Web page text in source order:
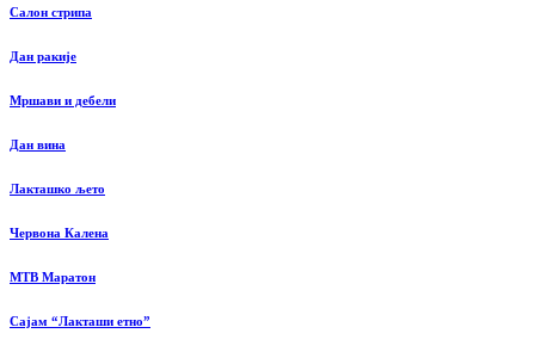
Салон стрипа
Дан ракије
Мршави и дебели
Дан вина
Лакташко љето
Червона Калена
MTB Маратон
Сајам “Лакташи етно”